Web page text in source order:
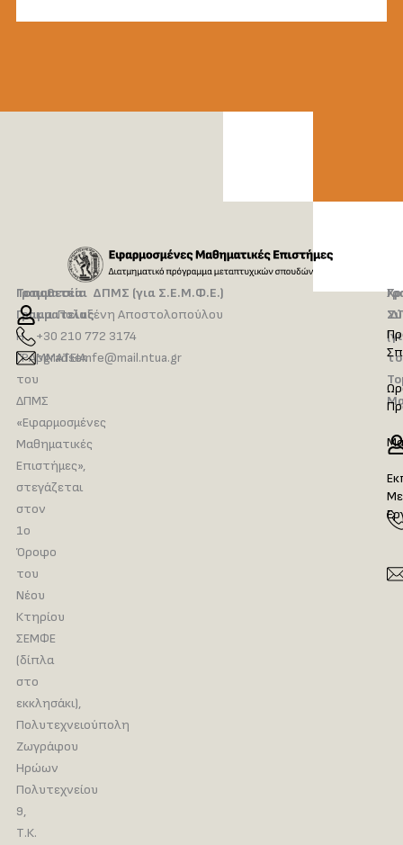
Τοποθεσία
Γραμματείας
Η
ΓΡΑΜΜΑΤΕΙΑ
του
ΔΠΜΣ
«Εφαρμοσμένες
Μαθηματικές
Επιστήμες»,
στεγάζεται
στον
1ο
Όροφο
του
Νέου
Κτηρίου
ΣΕΜΦΕ
(δίπλα
στο
εκκλησάκι),
Πολυτεχνειούπολη
Ζωγράφου
Ηρώων
Πολυτεχνείου
9,
Τ.Κ.
Γραμματεία ΔΠΜΣ (για Σ.Ε.Μ.Φ.Ε.)
κ.α. Πολυξένη Αποστολοπούλου
+30 210 772 3174
pgradsemfe@mail.ntua.gr